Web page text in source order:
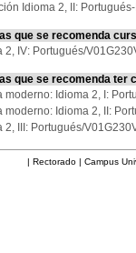
Idioma 2, II:
que se recomenda
2, IV: Portugués/
que se recomenda ter
moderno: Idioma 2, I:
moderno: Idioma 2, II:
2, III: Portugués/
| Rectorado | Campus